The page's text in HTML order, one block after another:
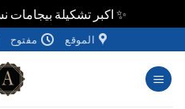
✨ اكبر تشكيلة بيجامات
للمحتوى
الموقع مفتوح